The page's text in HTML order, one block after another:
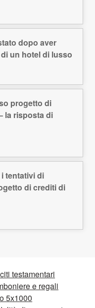
dopo aver
un hotel di lusso
progetto di
la risposta di
tentativi di
di crediti di
testamentari
e regali
5x1000